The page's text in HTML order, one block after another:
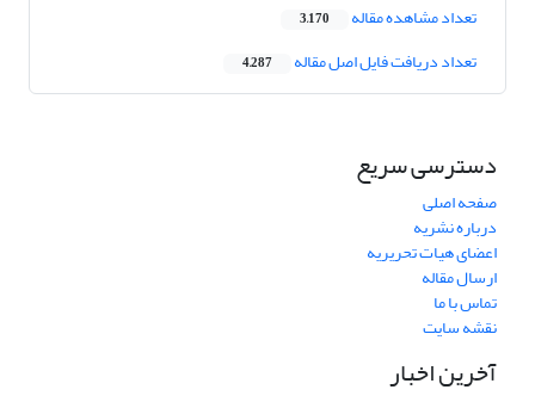
تعداد مشاهده مقاله 3,170
تعداد دریافت فایل اصل مقاله 4,287
دسترسی سریع
صفحه اصلی
درباره نشریه
اعضای هیات تحریریه
ارسال مقاله
تماس با ما
نقشه سایت
آخرین اخبار